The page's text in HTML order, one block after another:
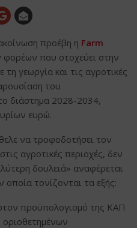
προέβη η Farm
φορέων που στοχεύει στην
γεωργία και τις αγροτικές
του
διάστημα 2028-2034,
ευρώ.
να τροφοδοτήσει τον
αγροτικές περιοχές, δεν
δουλειά» αναφέρεται
οποία τονίζονται τα εξής:
προϋπολογισμό της ΚΑΠ